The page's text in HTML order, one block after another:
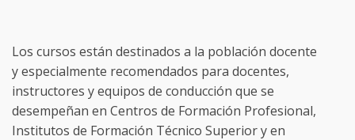
Los cursos están destinados a la población docente
y especialmente recomendados para docentes,
instructores y equipos de conducción que se
desempeñan en Centros de Formación Profesional,
Institutos de Formación Técnico Superior y en